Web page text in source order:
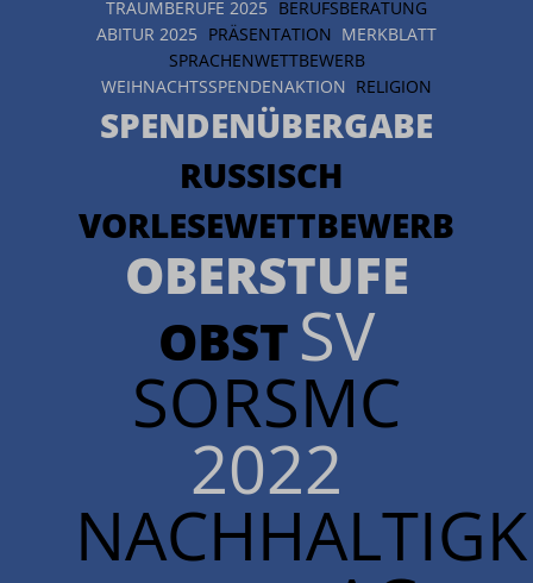
TRAUMBERUFE 2025 BERUFSBERATUNG
ABITUR 2025 PRÄSENTATION MERKBLATT
SPRACHENWETTBEWERB
WEIHNACHTSSPENDENAKTION RELIGION
SPENDENÜBERGABE
RUSSISCH
VORLESEWETTBEWERB
OBERSTUFE
OBST SV
SORSMC
2022